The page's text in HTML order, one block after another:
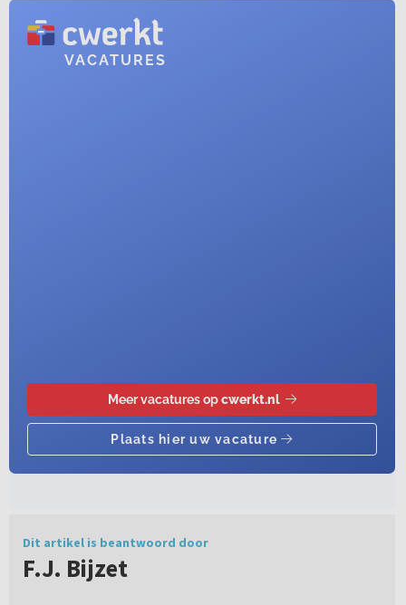
Dit artikel is beantwoord door
F.J. Bijzet